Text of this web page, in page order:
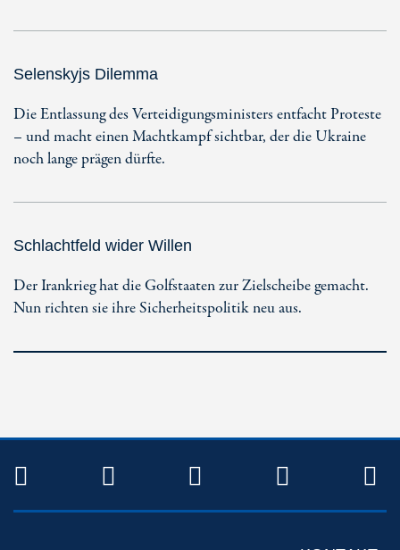
Selenskyjs Dilemma
Die Entlassung des Verteidigungsministers entfacht Proteste
– und macht einen Machtkampf sichtbar, der die Ukraine
noch lange prägen dürfte.
Schlachtfeld wider Willen
Der Irankrieg hat die Golfstaaten zur Zielscheibe gemacht.
Nun richten sie ihre Sicherheitspolitik neu aus.
TWITTERFACEBOOKINSTAGRAM